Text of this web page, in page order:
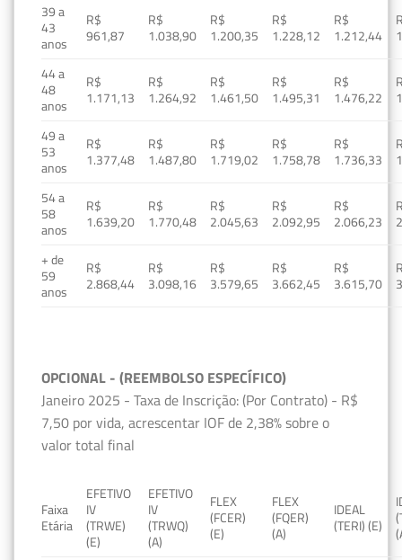
39 a
43
anos
R$
961,87
R$
1.038,90
R$
1.200,35
R$
1.228,12
R$
1.212,44
44 a
48
anos
R$
1.171,13
R$
1.264,92
R$
1.461,50
R$
1.495,31
R$
1.476,22
49 a
53
anos
R$
1.377,48
R$
1.487,80
R$
1.719,02
R$
1.758,78
R$
1.736,33
54 a
58
anos
R$
1.639,20
R$
1.770,48
R$
2.045,63
R$
2.092,95
R$
2.066,23
+ de
59
anos
R$
2.868,44
R$
3.098,16
R$
3.579,65
R$
3.662,45
R$
3.615,70
OPCIONAL - (REEMBOLSO ESPECÍFICO)
Janeiro 2025 - Taxa de Inscrição: (Por Contrato) - R$
7,50 por vida, acrescentar IOF de 2,38% sobre o
valor total final
Faixa
Etária
EFETIVO
IV
(TRWE)
(E)
EFETIVO
IV
(TRWQ)
(A)
FLEX
(FCER)
(E)
FLEX
(FQER)
(A)
IDEAL
(TERI) (E)